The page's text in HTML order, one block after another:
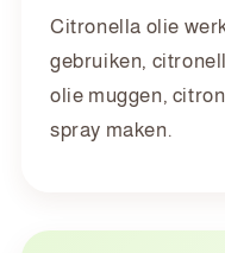
Citronella olie
gebruiken,
olie muggen,
spray maken.